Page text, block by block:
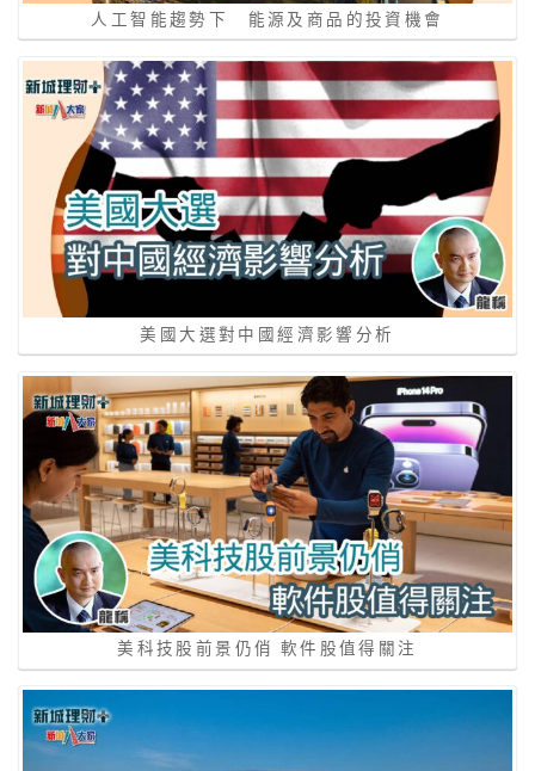
人工智能趨勢下 能源及商品的投資機會
美國大選對中國經濟影響分析
美科技股前景仍俏 軟件股值得關注